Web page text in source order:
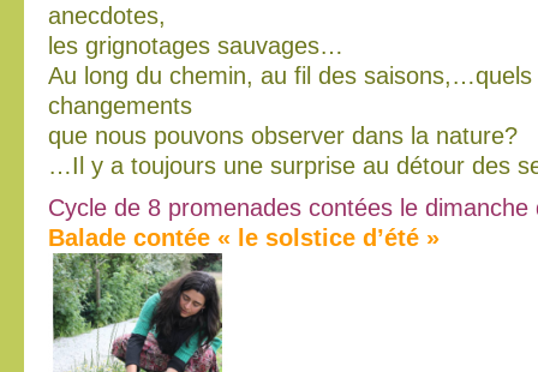
anecdotes,
les grignotages sauvages…
Au long du chemin, au fil des saisons,…quels
changements
que nous pouvons observer dans la nature?
…Il y a toujours une surprise au détour des
Cycle de 8 promenades contées le dimanche
Balade contée « le solstice d’été »